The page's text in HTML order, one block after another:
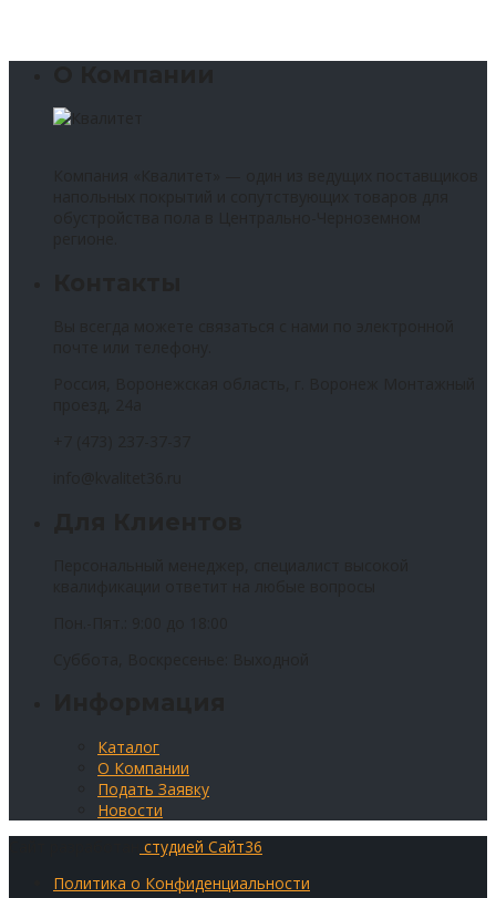
Каталог
О Компании
Подать Заявку
Новости
студией Сайт36
Политика о Конфиденциальности